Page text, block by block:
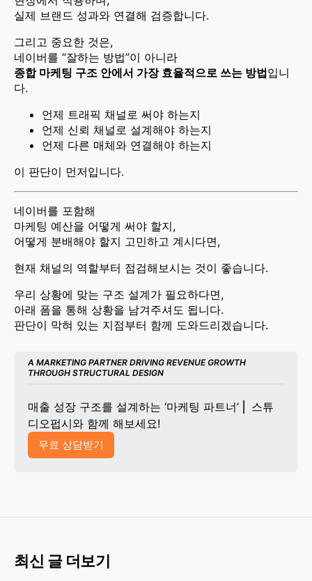
실제 브랜드 성과와 연결해 검증합니다.
그리고 중요한 것은,
네이버를 “잘하는 방법”이 아니라
종합 마케팅 구조 안에서 가장 효율적으로 쓰는 방법입니
다.
언제 트래픽 채널로 써야 하는지
언제 신뢰 채널로 설계해야 하는지
언제 다른 매체와 연결해야 하는지
이 판단이 먼저입니다.
네이버를 포함해
마케팅 예산을 어떻게 써야 할지,
어떻게 분배해야 할지 고민하고 계시다면,
현재 채널의 역할부터 점검해보시는 것이 좋습니다.
우리 상황에 맞는 구조 설계가 필요하다면,
아래 폼을 통해 상황을 남겨주셔도 됩니다.
판단이 막혀 있는 지점부터 함께 도와드리겠습니다.
A MARKETING PARTNER DRIVING REVENUE GROWTH
THROUGH STRUCTURAL DESIGN
매출 성장 구조를 설계하는 ‘마케팅 파트너’ ⎜ 스튜
디오펍시와 함께 해보세요!
무료 상담받기
최신 글 더보기